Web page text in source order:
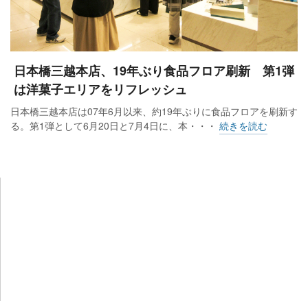
日本橋三越本店、19年ぶり食品フロア刷新 第1弾
は洋菓子エリアをリフレッシュ
日本橋三越本店は07年6月以来、約19年ぶりに食品フロアを刷新す
る。第1弾として6月20日と7月4日に、本・・・ 続きを読む